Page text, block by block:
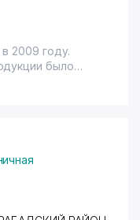
2009 году.
было
соков
высокой
от
за собой